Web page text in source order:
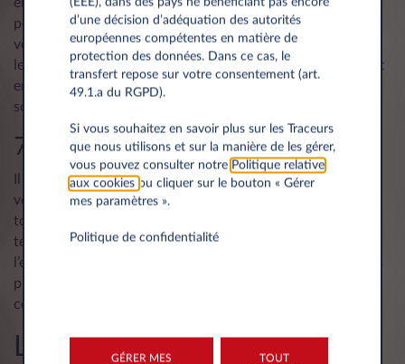
petites entreprises, le leasing signifie que vous conduisez
votre voiture ou fourgonnette idéale, tout en échelonnant
les coûts dans le temps et en bénéficiant de flexibilité, tout
en contrôlant les coûts et en vivant une expérience sans
soucis.
7. Ce n'est pas ma voiture
Il est vrai que lorsque vous prenez un contrat de leasing, la
voiture ne vous appartient pas. Mais vous conduisez
toujours une voiture neuve à la fine pointe de la
technologie sans devoir payer pour l’essence, l’assurance,
l’entretien ou les réparations. Votre voiture en leasing vous
plaît ? Vous avez la possibilité de l’acheter à la fin de votre
contrat, et ce, à un prix compétitif.
Le leasing vous permet de
d’une décision d’adéquation des autorités
européennes compétentes en matière de
protection des données. Dans ce cas, le
transfert repose sur votre consentement (art.
49.1.a du RGPD).
Si vous souhaitez en savoir plus sur les Traceurs
que nous utilisons et sur la manière de les gérer,
vous pouvez consulter notre Politique relative
aux cookies ou cliquer sur le bouton « Gérer
mes paramètres ».
Politique de confidentialité
GÉRER MES
TOUT